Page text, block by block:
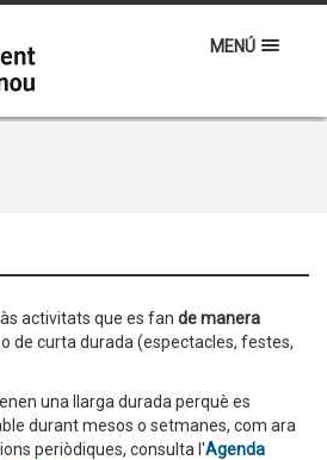
MENÚ
activitats que es fan de manera
de curta durada (espectacles, festes,
una llarga durada perquè es
durant mesos o setmanes, com ara
periòdiques, consulta l'Agenda